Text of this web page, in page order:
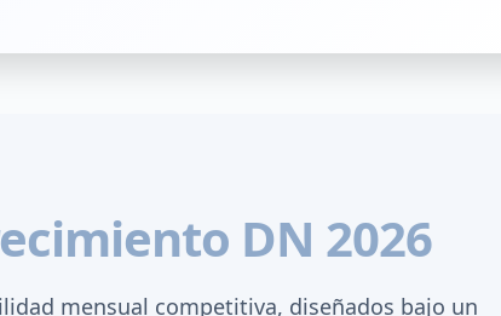
DN 2026
mensual competitiva, diseñados bajo un